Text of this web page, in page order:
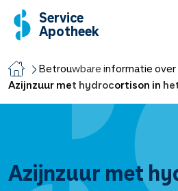
Service
Apotheek
Betrouwbare informatie over
Azijnzuur met hydrocortison in
Azijnzuur met